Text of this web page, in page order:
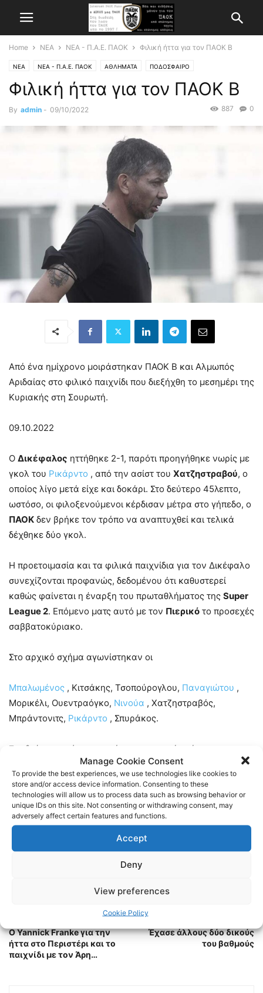
Manage Cookie Consent
To provide the best experiences, we use technologies like cookies to
store and/or access device information. Consenting to these
technologies will allow us to process data such as browsing behavior or
unique IDs on this site. Not consenting or withdrawing consent, may
adversely affect certain features and functions.
Accept
Deny
View preferences
Cookie Policy
Home ΝΕΑ ΝΕΑ - Π.Α.Ε. ΠΑΟΚ Φιλική ήττα για τον ΠΑΟΚ Β
ΝΕΑ ΝΕΑ - Π.Α.Ε. ΠΑΟΚ ΑΘΛΗΜΑΤΑ ΠΟΔΟΣΦΑΙΡΟ
Φιλική ήττα για τον ΠΑΟΚ Β
By admin - 09/10/2022 0
887
Από ένα ημίχρονο μοιράστηκαν ΠΑΟΚ Β και Αλμωπός
Αριδαίας στο φιλικό παιχνίδι που διεξήχθη το μεσημέρι της
Κυριακής στη Σουρωτή.
09.10.2022
Ο Δικέφαλος ηττήθηκε 2-1, παρότι προηγήθηκε νωρίς με
γκολ του Ρικάρντο , από την ασίστ του Χατζηστραβού, ο
οποίος λίγο μετά είχε και δοκάρι. Στο δεύτερο 45λεπτο,
ωστόσο, οι φιλοξενούμενοι κέρδισαν μέτρα στο γήπεδο, ο
ΠΑΟΚ δεν βρήκε τον τρόπο να αναπτυχθεί και τελικά
δέχθηκε δύο γκολ.
Η προετοιμασία και τα φιλικά παιχνίδια για τον Δικέφαλο
συνεχίζονται προφανώς, δεδομένου ότι καθυστερεί
καθώς φαίνεται η έναρξη του πρωταθλήματος της Super
League 2. Επόμενο ματς αυτό με τον Πιερικό το προσεχές
σαββατοκύριακο.
Στο αρχικό σχήμα αγωνίστηκαν οι
Μπαλωμένος , Κιτσάκης, Τσοπούρογλου, Παναγιώτου ,
Mορικέλι, Ουεντραόγκο, Νινούα , Χατζηστραβός,
Μπράντονιτς, Ρικάρντο , Σπυράκος.
Στο δεύτερο ημίχρονο χρόνο συμμετοχής πήραν και οι
Μοναστηρλής, Μανωλιούδης, Κουλούρης, Σμυρλής,
Δαρέλας.
TAGS FOOTBALL ΠΑΟΚ ΠΟΔΟΣΦΑΙΡΟ
Ο Yannick Franke για την
ήττα στο Περιστέρι και το
παιχνίδι με τον Άρη…
Έχασε άλλους δύο δικούς
του βαθμούς